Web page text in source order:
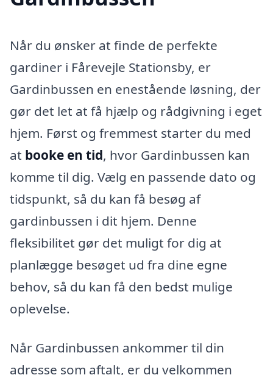
Når du ønsker at finde de perfekte
gardiner i Fårevejle Stationsby, er
Gardinbussen en enestående løsning, der
gør det let at få hjælp og rådgivning i eget
hjem. Først og fremmest starter du med
at booke en tid, hvor Gardinbussen kan
komme til dig. Vælg en passende dato og
tidspunkt, så du kan få besøg af
gardinbussen i dit hjem. Denne
fleksibilitet gør det muligt for dig at
planlægge besøget ud fra dine egne
behov, så du kan få den bedst mulige
oplevelse.
Når Gardinbussen ankommer til din
adresse som aftalt, er du velkommen